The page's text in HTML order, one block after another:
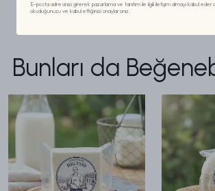
Bunları da
E-posta adresinizi girerek pazarlama ve tanıtım ile ilgili iletişim almayı kabul
okuduğunuzu ve kabul ettiğinizi onaylarsınız.